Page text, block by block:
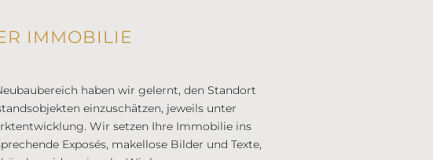
IMMOBILIE
haben wir gelernt, den Standort
einzuschätzen, jeweils unter
Wir setzen Ihre Immobilie ins
Exposés, makellose Bilder und Texte,